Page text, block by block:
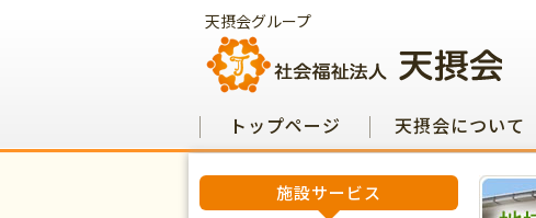
天摂会グループ
トップページ 天摂会について
施設サービス